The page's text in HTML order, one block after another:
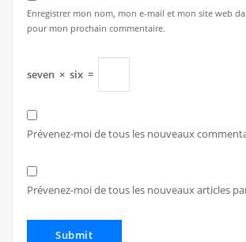
Enregistrer mon nom, mon e-mail et mon site web
pour mon prochain commentaire.
seven × six =
Prévenez-moi de tous les nouveaux
Prévenez-moi de tous les nouveaux articles